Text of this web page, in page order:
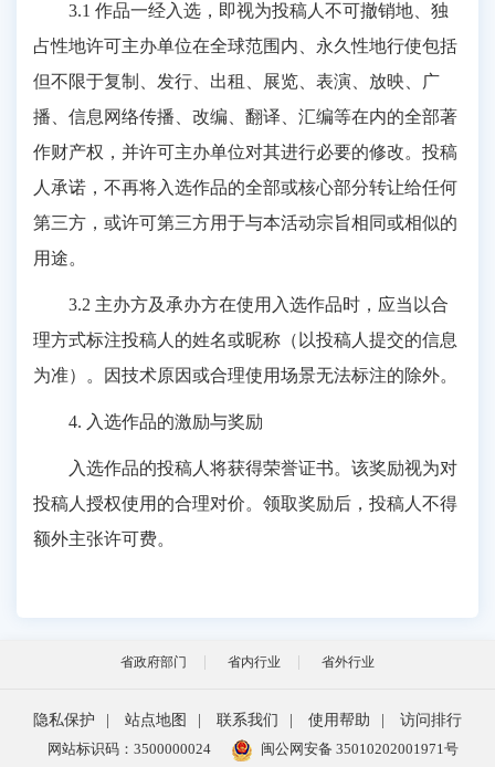
3.1 作品一经入选，即视为投稿人不可撤销地、独
占性地许可主办单位在全球范围内、永久性地行使包括
但不限于复制、发行、出租、展览、表演、放映、广
播、信息网络传播、改编、翻译、汇编等在内的全部著
作财产权，并许可主办单位对其进行必要的修改。投稿
人承诺，不再将入选作品的全部或核心部分转让给任何
第三方，或许可第三方用于与本活动宗旨相同或相似的
用途。
3.2 主办方及承办方在使用入选作品时，应当以合
理方式标注投稿人的姓名或昵称（以投稿人提交的信息
为准）。因技术原因或合理使用场景无法标注的除外。
4. 入选作品的激励与奖励
入选作品的投稿人将获得荣誉证书。该奖励视为对
投稿人授权使用的合理对价。领取奖励后，投稿人不得
额外主张许可费。
省政府部门 省内行业 省外行业
隐私保护 站点地图 联系我们 使用帮助
访问排行
网站标识码：3500000024
闽公网安备 35010202001971号